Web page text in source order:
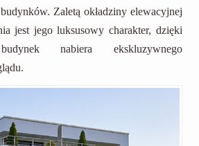
Zaletą okładziny elewacyjnej
jest jego luksusowy charakter, dzięki
nabiera ekskluzywnego